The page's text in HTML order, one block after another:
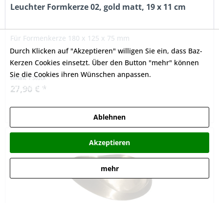
Leuchter Formkerze 02, gold matt, 19 x 11 cm
Für Formenkerze 180 x 125 x 75 mm
Inhalt1 Stück
27,90 € *
Durch Klicken auf "Akzeptieren" willigen Sie ein, dass Baz-
Kerzen Cookies einsetzt. Über den Button "mehr" können
Sie die Cookies ihren Wünschen anpassen.
Datenschutzerklärung
Ablehnen
Akzeptieren
mehr